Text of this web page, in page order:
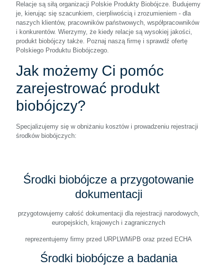
Relacje są siłą organizacji Polskie Produkty Biobójcze. Budujemy
je, kierując się szacunkiem, cierpliwością i zrozumieniem - dla
naszych klientów, pracowników państwowych, współpracowników
i konkurentów. Wierzymy, że kiedy relacje są wysokiej jakości,
produkt biobójczy także. Poznaj naszą firmę i sprawdź ofertę
Polskiego Produktu Biobójczego.
Jak możemy Ci pomóc
zarejestrować produkt
biobójczy?
Specjalizujemy się w obniżaniu kosztów i prowadzeniu rejestracji
środków biobójczych:
Środki biobójcze a przygotowanie
dokumentacji
przygotowujemy całość dokumentacji dla rejestracji narodowych,
europejskich, krajowych i zagranicznych
reprezentujemy firmy przed URPLWMiPB oraz przed ECHA
Środki biobójcze a badania